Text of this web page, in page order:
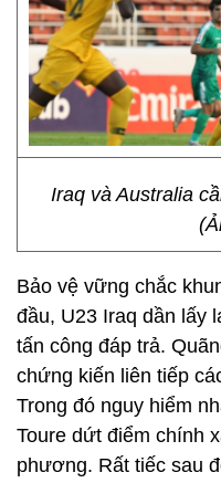
Iraq và Australia
Bảo vệ vững chắc
đầu, U23 Iraq dần lấy
tấn công đáp trả.
chứng kiến liên tiếp
Trong đó nguy hiểm
Toure dứt điểm chính
phương. Rất tiếc sau